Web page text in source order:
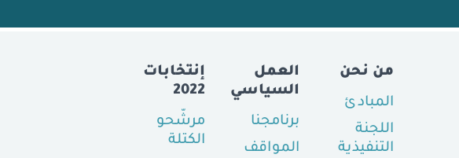
إنتخابات
2022
مرشّحو
الكتلة
العمل
السياسي
برنامجنا
المواقف
من نحن
المبادئ
اللجنة
التنفيذية